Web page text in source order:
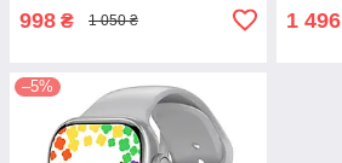
998 ₴ 1 050 ₴ 1 496
–5%